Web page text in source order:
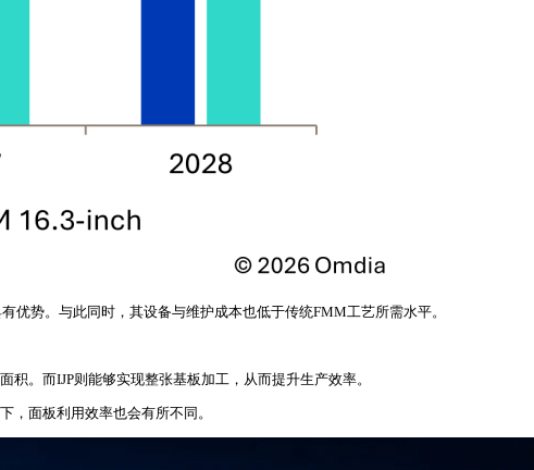
优势。与此同时，其设备与维护成本也低于传统FMM工艺所需水平。
。而IJP则能够实现整张基板加工，从而提升生产效率。
，面板利用效率也会有所不同。